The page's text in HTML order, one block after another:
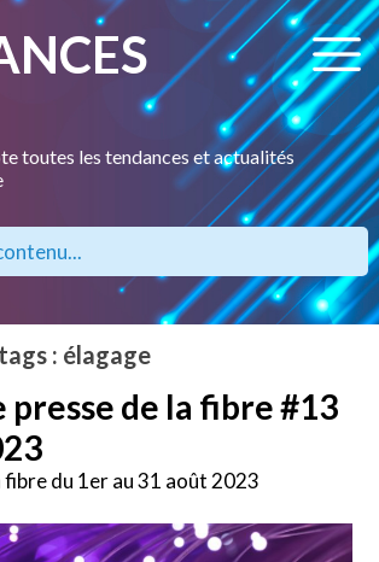
toutes les tendances et actualités
: élagage
presse de la fibre #13
fibre du 1er au 31 août 2023